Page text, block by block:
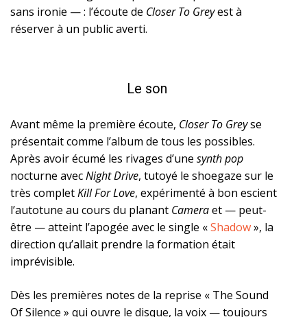
sans ironie — : l’écoute de Closer To Greyest à
réserver à un public averti.
Le son
Avant même la première écoute, Closer To Greyse
présentait comme l’album de tous les possibles.
Après avoir écumé les rivages d’une synth pop
nocturne avecNight Drive, tutoyé le shoegaze sur le
très completKill For Love, expérimenté à bon escient
l’autotune au cours du planant Cameraet — peut-
être — atteint l’apogée avec le single «Shadow», la
direction qu’allait prendre la formation était
imprévisible.
Dès les premières notes de la reprise « The Sound
Of Silence » qui ouvre le disque, la voix — toujours